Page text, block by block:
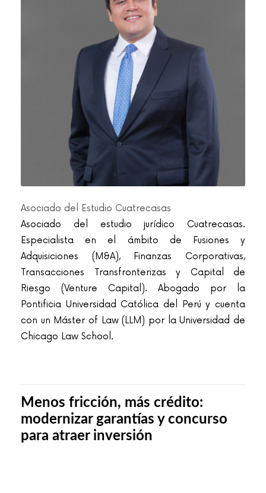
Asociado del Estudio Cuatrecasas
Asociado del estudio jurídico Cuatrecasas.
Especialista en el ámbito de Fusiones y
Adquisiciones (M&A), Finanzas Corporativas,
Transacciones Transfronterizas y Capital de
Riesgo (Venture Capital). Abogado por la
Pontificia Universidad Católica del Perú y cuenta
con un Máster of Law (LLM) por la Universidad de
Chicago Law School.
Menos fricción, más crédito:
modernizar garantías y concurso
para atraer inversión